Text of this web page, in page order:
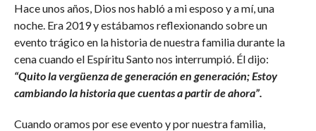
Hace unos años, Dios nos habló a mi esposo y a mí, una
noche. Era 2019 y estábamos reflexionando sobre un
evento trágico en la historia de nuestra familia durante la
cena cuando el Espíritu Santo nos interrumpió. Él dijo:
“Quito la vergüenza de generación en generación; Estoy
cambiando la historia que cuentas a partir de ahora”.
Cuando oramos por ese evento y por nuestra familia,